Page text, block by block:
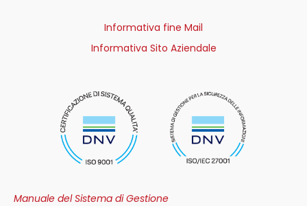
Informativa fine Mail
Informativa Sito Aziendale
Manuale del Sistema di Gestione